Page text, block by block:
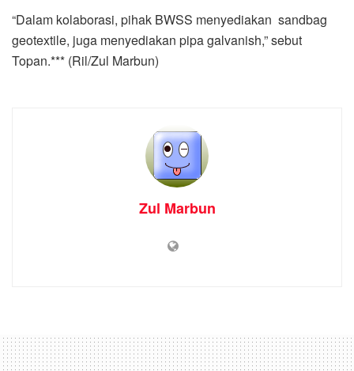
“Dalam kolaborasi, pihak BWSS menyediakan sandbag
geotextile, juga menyediakan pipa galvanish,” sebut
Topan.*** (Ril/Zul Marbun)
Zul Marbun